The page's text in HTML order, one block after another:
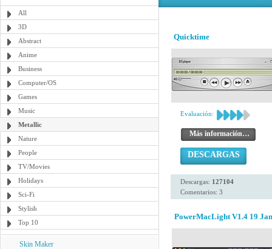
All
3D
Abstract
Anime
Business
Computer/OS
Games
Music
Metallic
Nature
People
TV/Movies
Holidays
Sci-Fi
Stylish
Top 10
Skin Maker
Quicktime
Evaluación:
Más información…
DESCARGAS
Descargas: 127104
Comentarios: 3
PowerMacLight V1.4 19